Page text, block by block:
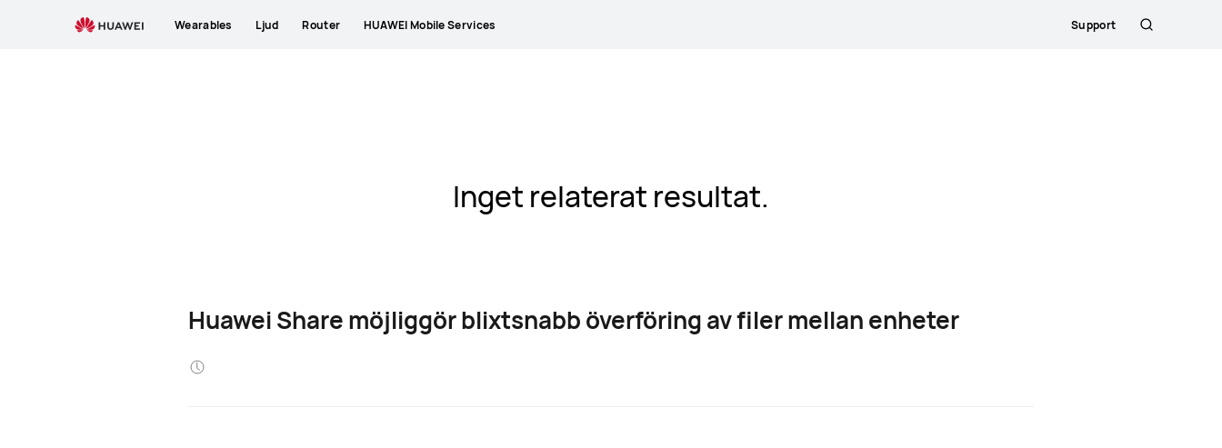
Wearables Ljud Router HUAWEI Mobile Services Support
Inget relaterat resultat.
Huawei Share möjliggör blixtsnabb överföring av filer mellan enheter